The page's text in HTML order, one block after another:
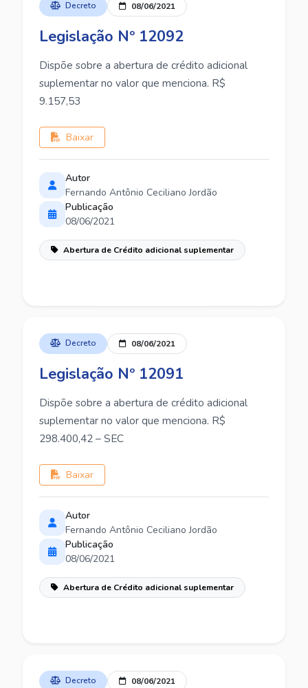
Decreto 08/06/2021
Legislação Nº 12092
Dispõe sobre a abertura de crédito adicional
suplementar no valor que menciona. R$
9.157,53
Baixar
Autor
Fernando Antônio Ceciliano Jordão
Publicação
08/06/2021
Abertura de Crédito adicional suplementar
Decreto 08/06/2021
Legislação Nº 12091
Dispõe sobre a abertura de crédito adicional
suplementar no valor que menciona. R$
298.400,42 – SEC
Baixar
Autor
Fernando Antônio Ceciliano Jordão
Publicação
08/06/2021
Abertura de Crédito adicional suplementar
Decreto 08/06/2021